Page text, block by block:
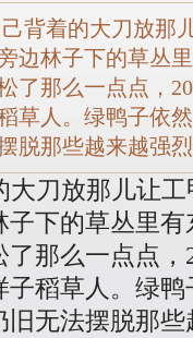
背着的大刀放那
边林子下的草丛
了那么一点点，
草人。绿鸭子依
脱那些越来越强
刀放那儿让工
子下的草丛里
那么一点点
稻草人。绿
无法摆脱那